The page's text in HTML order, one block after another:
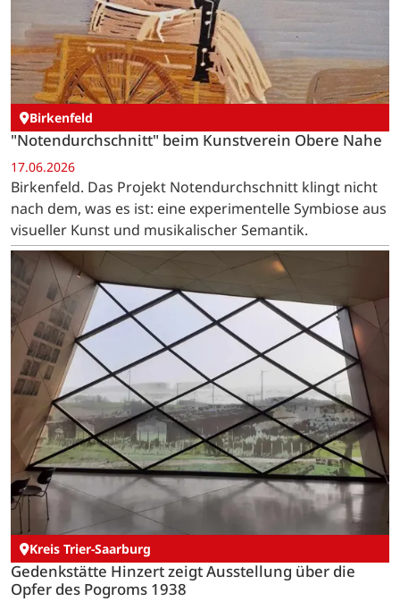
Birkenfeld
"Notendurchschnitt" beim Kunstverein Obere Nahe
17.06.2026
Birkenfeld. Das Projekt Notendurchschnitt klingt nicht
nach dem, was es ist: eine experimentelle Symbiose aus
visueller Kunst und musikalischer Semantik.
Kreis Trier-Saarburg
Gedenkstätte Hinzert zeigt Ausstellung über die
Opfer des Pogroms 1938